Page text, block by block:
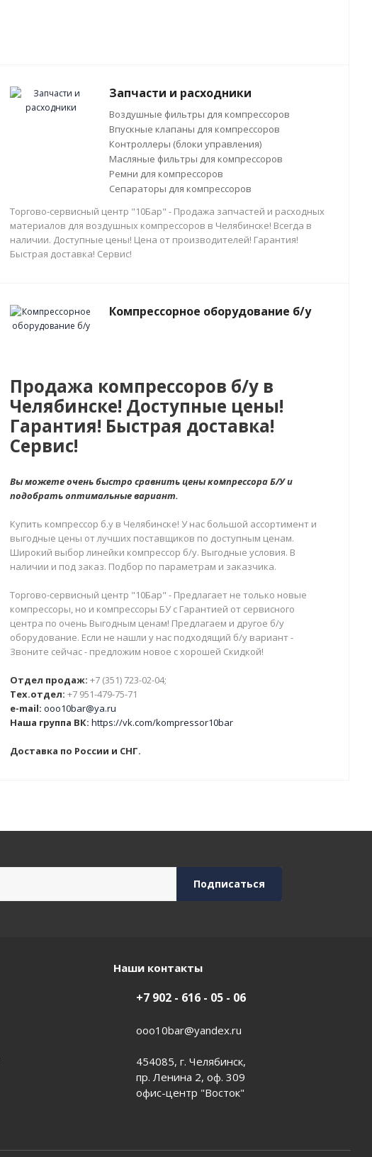
Запчасти и расходники
Воздушные фильтры для компрессоров
Впускные клапаны для компрессоров
Контроллеры (блоки управления)
Масляные фильтры для компрессоров
Ремни для компрессоров
Сепараторы для компрессоров
Торгово-сервисный центр "10Бар" - Продажа запчастей и расходных
материалов для воздушных компрессоров в Челябинске! Всегда в
наличии. Доступные цены! Цена от производителей! Гарантия!
Быстрая доставка! Сервис!
Компрессорное оборудование б/у
Продажа компрессоров б/у в
Челябинске! Доступные цены!
Гарантия! Быстрая доставка!
Сервис!
Вы можете очень быстро сравнить цены компрессора Б/У и
подобрать оптимальные вариант.
Купить компрессор б.у в Челябинске! У нас большой ассортимент и
выгодные цены от лучших поставщиков по доступным ценам.
Широкий выбор линейки компрессор б/у. Выгодные условия. В
наличии и под заказ. Подбор по параметрам и заказчика.
Торгово-сервисный центр "10Бар" - Предлагает не только новые
компрессоры, но и компрессоры БУ с Гарантией от сервисного
центра по очень Выгодным ценам! Предлагаем и другое б/у
оборудование. Если не нашли у нас подходящий б/у вариант -
Звоните сейчас - предложим новое с хорошей Скидкой!
Отдел продаж: +7 (351) 723-02-04;
Тех.отдел: +7 951-479-75-71
e-mail: ooo10bar@ya.ru
Наша группа ВК: https://vk.com/kompressor10bar
Доставка по России и СНГ.
Наши контакты
+7 902 - 616 - 05 - 06
ooo10bar@yandex.ru
454085, г. Челябинск,
пр. Ленина 2, оф. 309
офис-центр "Восток"